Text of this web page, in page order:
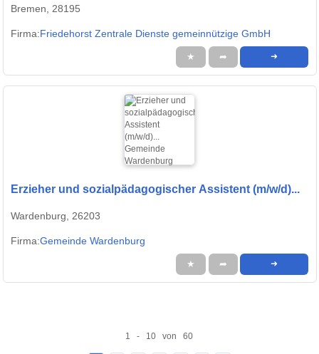
Bremen, 28195
Firma:Friedehorst Zentrale Dienste gemeinnützige GmbH
★ ➦ ➜
Erzieher und sozialpädagogischer Assistent (m/w/d)...
Wardenburg, 26203
Firma:Gemeinde Wardenburg
★ ➦ ➜
1 - 10 von 60